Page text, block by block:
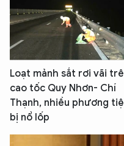
Loạt mảnh sắt rơi vãi
cao tốc Quy Nhơn- Chí
Thạnh, nhiều phương
bị nổ lốp